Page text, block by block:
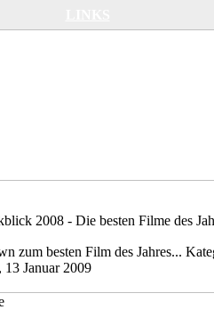
2008 - Die besten Filme des
zum besten Film des Jahres...
13 Januar 2009